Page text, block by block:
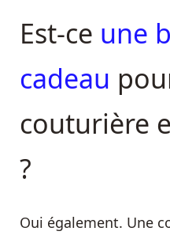
Est-ce une
cadeau
couturière
?
Oui également. Une